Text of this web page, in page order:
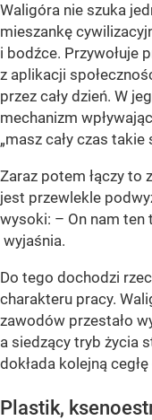
Waligóra nie szuka
mieszankę
i bodźce. Przywołuje
z aplikacji
przez cały dzień. W
mechanizm
„masz cały czas
Zaraz potem łączy to
jest przewlekle
wysoki: – On nam ten
wyjaśnia.
Do tego dochodzi
charakteru pracy.
zawodów przestało
a siedzący tryb życia
dokłada kolejną
Plastik,